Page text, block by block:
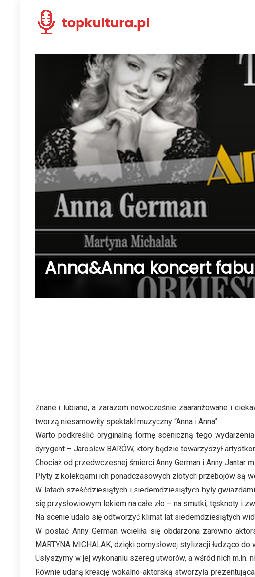
Anna&Anna koncert
Znane i lubiane, a zarazem nowocześnie zaaranżowane i
tworzą niesamowity spektakl muzyczny “Anna i Anna”.
Warto podkreślić oryginalną formę sceniczną tego
dyrygent – Jarosław BARÓW, który będzie towarzyszył
Chociaż od przedwczesnej śmierci Anny German i Anny Jantar
Płyty z kolekcjami ich ponadczasowych złotych przebojów są
W latach sześćdziesiątych i siedemdziesiątych były
się przysłowiowym lekiem na całe zło – na smutki, tęsknoty i
Na scenie udało się odtworzyć klimat lat siedemdziesiątych
W postać Anny German wcieliła się obdarzona zarówno
MARTYNA MICHALAK, dzięki pomysłowej stylizacji łudząco
Usłyszymy w jej wykonaniu szereg utworów, a wśród nich m.in.
Równie udaną kreację wokalno-aktorską stworzyła